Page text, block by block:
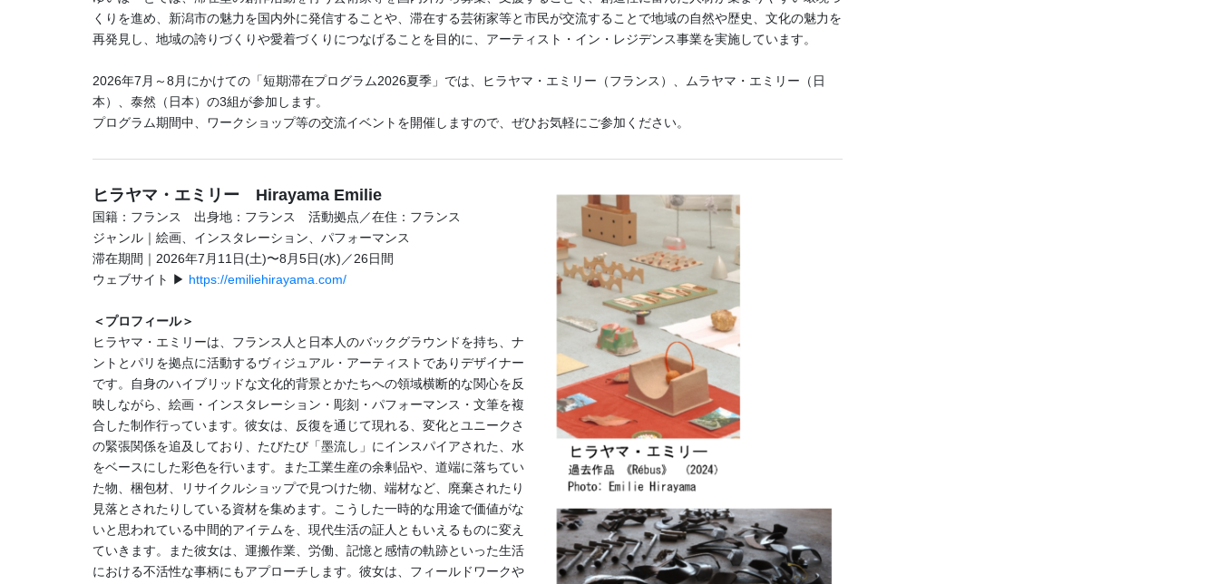
くりを進め、新潟市の魅力を国内外に発信することや、滞在する芸術家等と市民が交流することで地域の自然や歴史、文化の魅力を
再発見し、地域の誇りづくりや愛着づくりにつなげることを目的に、アーティスト・イン・レジデンス事業を実施しています。
2026年7月～8月にかけての「短期滞在プログラム2026夏季」では、ヒラヤマ・エミリー（フランス）、ムラヤマ・エミリー（日
本）、泰然（日本）の3組が参加します。
プログラム期間中、ワークショップ等の交流イベントを開催しますので、ぜひお気軽にご参加ください。
ヒラヤマ・エミリー Hirayama Emilie
国籍：フランス 出身地：フランス 活動拠点／在住：フランス
ジャンル｜絵画、インスタレーション、パフォーマンス
滞在期間｜2026年7月11日(土)〜8月5日(水)／26日間
ウェブサイト ▶ https://emiliehirayama.com/
＜プロフィール＞
ヒラヤマ・エミリーは、フランス人と日本人のバックグラウンドを持ち、ナ
ントとパリを拠点に活動するヴィジュアル・アーティストでありデザイナー
です。自身のハイブリッドな文化的背景とかたちへの領域横断的な関心を反
映しながら、絵画・インスタレーション・彫刻・パフォーマンス・文筆を複
合した制作行っています。彼女は、反復を通じて現れる、変化とユニークさ
の緊張関係を追及しており、たびたび「墨流し」にインスパイアされた、水
をベースにした彩色を行います。また工業生産の余剰品や、道端に落ちてい
た物、梱包材、リサイクルショップで見つけた物、端材など、廃棄されたり
見落とされたりしている資材を集めます。こうした一時的な用途で価値がな
いと思われている中間的アイテムを、現代生活の証人ともいえるものに変え
ていきます。また彼女は、運搬作業、労働、記憶と感情の軌跡といった生活
における不活性な事柄にもアプローチします。彼女は、フィールドワークや